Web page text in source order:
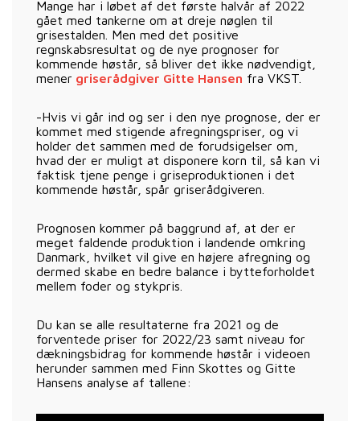
Mange har i løbet af det første halvår af 2022
gået med tankerne om at dreje nøglen til
grisestalden. Men med det positive
regnskabsresultat og de nye prognoser for
kommende høstår, så bliver det ikke nødvendigt,
mener griserådgiver Gitte Hansen fra VKST.
-Hvis vi går ind og ser i den nye prognose, der er
kommet med stigende afregningspriser, og vi
holder det sammen med de forudsigelser om,
hvad der er muligt at disponere korn til, så kan vi
faktisk tjene penge i griseproduktionen i det
kommende høstår, spår griserådgiveren.
Prognosen kommer på baggrund af, at der er
meget faldende produktion i landende omkring
Danmark, hvilket vil give en højere afregning og
dermed skabe en bedre balance i bytteforholdet
mellem foder og stykpris.
Du kan se alle resultaterne fra 2021 og de
forventede priser for 2022/23 samt niveau for
dækningsbidrag for kommende høstår i videoen
herunder sammen med Finn Skottes og Gitte
Hansens analyse af tallene: